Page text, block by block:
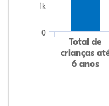
Total de
crianças
6 anos
0
1k